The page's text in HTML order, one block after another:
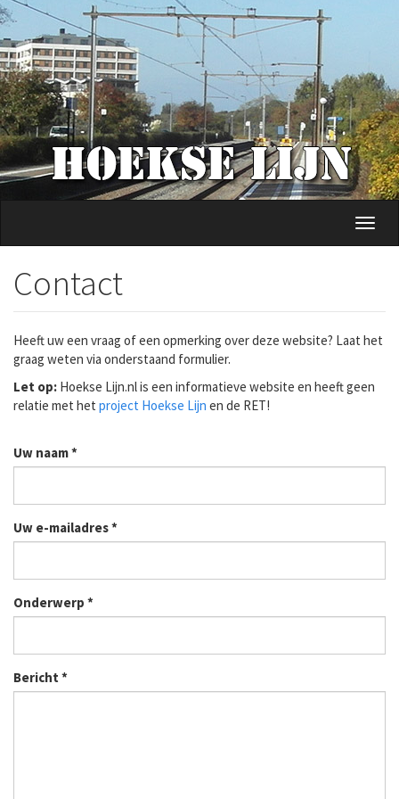
Overslaan
en
naar
de
inhoud
gaan
Contact
Heeft uw een vraag of een opmerking over deze website? Laat het
graag weten via onderstaand formulier.
Let op: Hoekse Lijn.nl is een informatieve website en heeft geen
relatie met het project Hoekse Lijn en de RET!
Uw naam*
Uw e-mailadres*
Onderwerp *
Bericht *